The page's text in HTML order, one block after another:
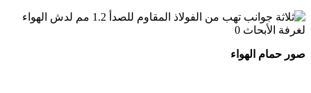
صور حمام الهواء